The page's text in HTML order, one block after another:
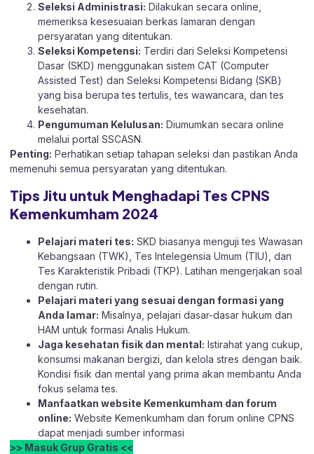
Seleksi Administrasi: Dilakukan secara online,
memeriksa kesesuaian berkas lamaran dengan
persyaratan yang ditentukan.
Seleksi Kompetensi: Terdiri dari Seleksi Kompetensi
Dasar (SKD) menggunakan sistem CAT (Computer
Assisted Test) dan Seleksi Kompetensi Bidang (SKB)
yang bisa berupa tes tertulis, tes wawancara, dan tes
kesehatan.
Pengumuman Kelulusan: Diumumkan secara online
melalui portal SSCASN.
Penting: Perhatikan setiap tahapan seleksi dan pastikan Anda
memenuhi semua persyaratan yang ditentukan.
Tips Jitu untuk Menghadapi Tes CPNS
Kemenkumham 2024
Pelajari materi tes: SKD biasanya menguji tes Wawasan
Kebangsaan (TWK), Tes Intelegensia Umum (TIU), dan
Tes Karakteristik Pribadi (TKP). Latihan mengerjakan soal
dengan rutin.
Pelajari materi yang sesuai dengan formasi yang
Anda lamar: Misalnya, pelajari dasar-dasar hukum dan
HAM untuk formasi Analis Hukum.
Jaga kesehatan fisik dan mental: Istirahat yang cukup,
konsumsi makanan bergizi, dan kelola stres dengan baik.
Kondisi fisik dan mental yang prima akan membantu Anda
fokus selama tes.
Manfaatkan website Kemenkumham dan forum
online: Website Kemenkumham dan forum online CPNS
dapat menjadi sumber informasi
>> Masuk Grup Gratis <<